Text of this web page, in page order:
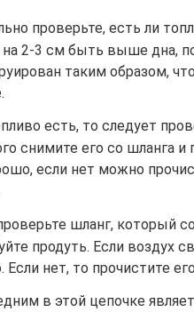
проверьте, есть ли
2-3 см быть выше дна,
таким образом,
есть, то следует
снимите его со шланга и
если нет можно
шланг, который
продуть. Если воздух
Если нет, то прочистите
в этой цепочке